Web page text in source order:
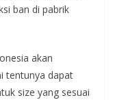
ban di pabrik
akan
tentunya dapat
size yang sesuai